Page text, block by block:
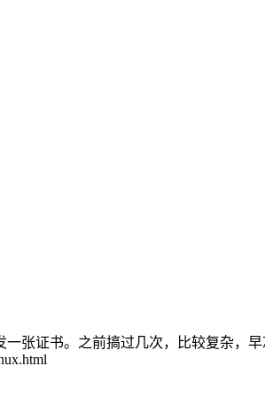
证书。之前搞过几次，比较复杂，早